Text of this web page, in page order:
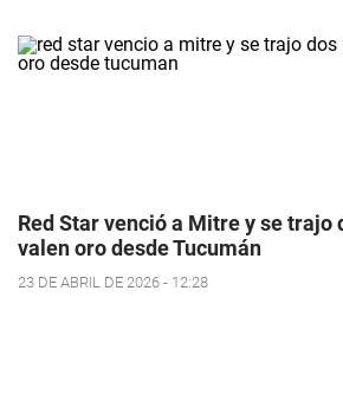
Red Star venció a Mitre y se trajo
valen oro desde Tucumán
23 DE ABRIL DE 2026 - 12:28